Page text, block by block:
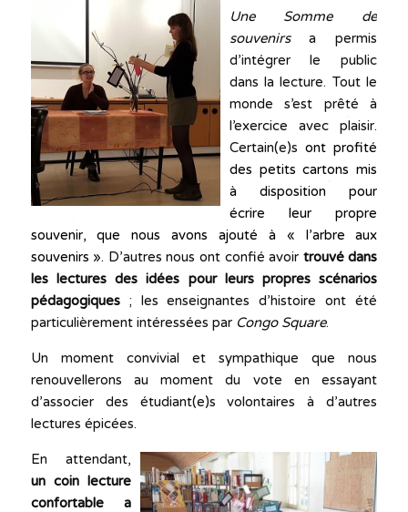
Une Somme de
souvenirsa permis
d’intégrer le public
dans la lecture. Tout le
monde s’est prêté à
l’exercice avec plaisir.
Certain(e)s ont profité
des petits cartons mis
à disposition pour
écrire leur propre
souvenir, que nous avons ajouté à « l’arbre aux
souvenirs ». D’autres nous ont confié avoir trouvé dans
les lectures des idées pour leurs propres scénarios
pédagogiques; les enseignantes d’histoire ont été
particulièrement intéressées par Congo Square.
Un moment convivial et sympathique que nous
renouvellerons au moment du vote en essayant
d’associer des étudiant(e)s volontaires à d’autres
lectures épicées.
En attendant,
un coin lecture
confortable a